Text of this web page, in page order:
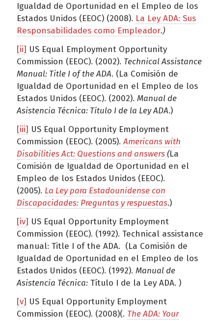
Igualdad de Oportunidad en el Empleo de los
Estados Unidos (EEOC) (2008). La Ley ADA: Sus
Responsabilidades como Empleador.)
[ii] US Equal Employment Opportunity
Commission (EEOC). (2002). Technical Assistance
Manual: Title I of the ADA. (La Comisión de
Igualdad de Oportunidad en el Empleo de los
Estados Unidos (EEOC). (2002). Manual de
Asistencia Técnica: Título I de la Ley ADA.)
[iii] US Equal Opportunity Employment
Commission (EEOC). (2005).Americans with
Disabilities Act: Questions and answers(La
Comisión de Igualdad de Oportunidad en el
Empleo de los Estados Unidos (EEOC).
(2005). La Ley para Estadounidense con
Discapacidades: Preguntas y respuestas.)
[iv] US Equal Opportunity Employment
Commission (EEOC). (1992). Technical assistance
manual: Title I of the ADA. (La Comisión de
Igualdad de Oportunidad en el Empleo de los
Estados Unidos (EEOC). (1992). Manual de
Asistencia Técnica: Título I de la Ley ADA. )
[v] US Equal Opportunity Employment
Commission (EEOC). (2008)(. The ADA: Your